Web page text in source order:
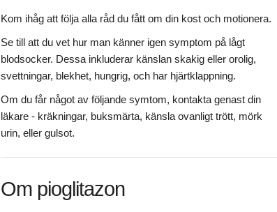
Kom ihåg att följa alla råd du fått om din kost och motionera.
Se till att du vet hur man känner igen symptom på lågt
blodsocker. Dessa inkluderar känslan skakig eller orolig,
svettningar, blekhet, hungrig, och har hjärtklappning.
Om du får något av följande symtom, kontakta genast din
läkare - kräkningar, buksmärta, känsla ovanligt trött, mörk
urin, eller gulsot.
Om pioglitazon